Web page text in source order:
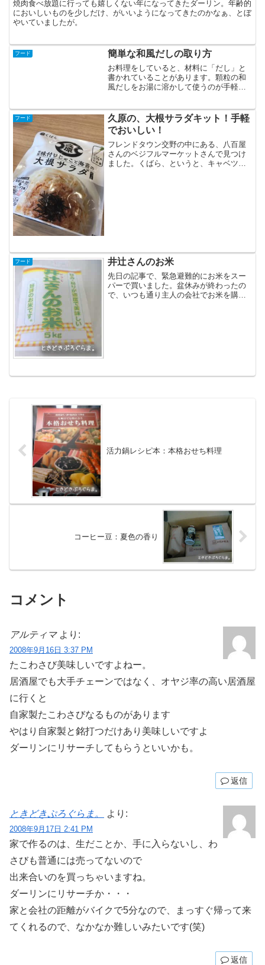
焼肉食べ放題に行っても嬉しくない年になってきたダーリン。年齢的
においしいものを少しだけ、がいいようになってきたのかなぁ、とぼ
やいていましたが。
フード 簡単な和風だしの取り方
お料理をしていると、材料に「だし」と
書かれていることがあります。顆粒の和
風だしをお湯に溶かして使うのが手軽で
鰹節で、煮立てるのが一般的なとり方で
すが、私はもっと楽してま...
フード
久原の、大根サラダキット！手軽
でおいしい！
フレンドタウン交野の中にある、八百屋
さんのベジフルマーケットさんで見つけ
ました。くばら、というと、キャベツの
フード 井辻さんのお米
先日の記事で、緊急避難的にお米をスー
パーで買いました。盆休みが終わったの
で、いつも通り主人の会社でお米を購入
活力鍋レシピ本：本格おせち料理
コーヒー豆：夏色の香り
コメント
アルティマ より:
2008年9月16日 3:37 PM
たこわさび美味しいですよねー。
居酒屋でも大手チェーンではなく、オヤジ率の高い居酒屋
に行くと
自家製たこわさびなるものがあります
やはり自家製と銘打つだけあり美味しいですよ
ダーリンにリサーチしてもらうといいかも。
返信
ときどきぷろぐらま。 より:
2008年9月17日 2:41 PM
家で作るのは、生だことか、手に入らないし、わ
さびも普通には売ってないので
出来合いのを買っちゃいますね。
ダーリンにリサーチか・・・
家と会社の距離がバイクで5分なので、まっすぐ帰って来
てくれるので、なかなか難しいみたいです(笑)
返信